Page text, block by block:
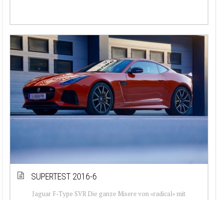
SUPERTEST 2016-6
Jaguar F-Type SVR Die ganze Misere von «radical» mit